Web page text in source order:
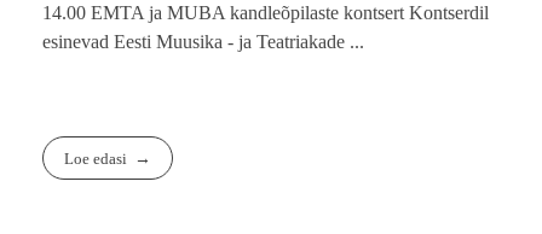
14.00 EMTA ja MUBA kandleõpilaste kontsert Kontserdil
esinevad Eesti Muusika - ja Teatriakade ...
Loe edasi